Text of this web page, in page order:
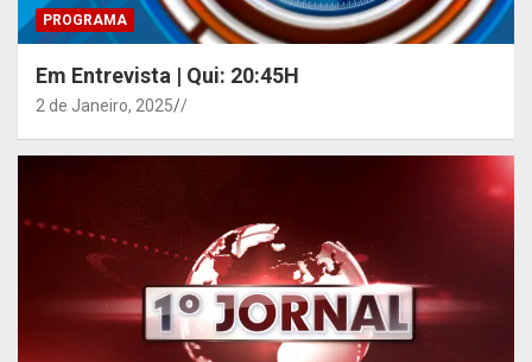
PROGRAMA
Em Entrevista | Qui: 20:45H
2 de Janeiro, 2025 /